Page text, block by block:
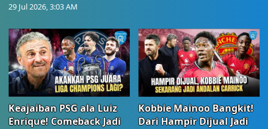
29 Jul 2026, 3:03 AM
Keajaiban PSG ala Luiz
Enrique! Comeback Jadi
Kobbie Mainoo Bangkit!
Dari Hampir Dijual Jadi